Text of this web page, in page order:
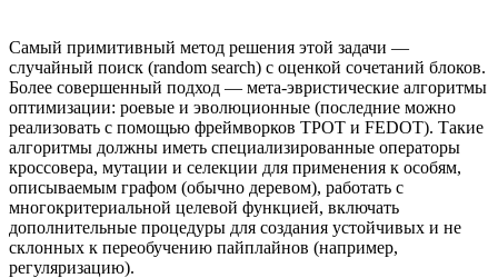
Самый примитивный метод решения этой задачи —
случайный поиск (random search) с оценкой сочетаний блоков.
Более совершенный подход — мета-эвристические алгоритмы
оптимизации: роевые и эволюционные (последние можно
реализовать с помощью фреймворков TPOT и FEDOT). Такие
алгоритмы должны иметь специализированные операторы
кроссовера, мутации и селекции для применения к особям,
описываемым графом (обычно деревом), работать с
многокритериальной целевой функцией, включать
дополнительные процедуры для создания устойчивых и не
склонных к переобучению пайплайнов (например,
регуляризацию).